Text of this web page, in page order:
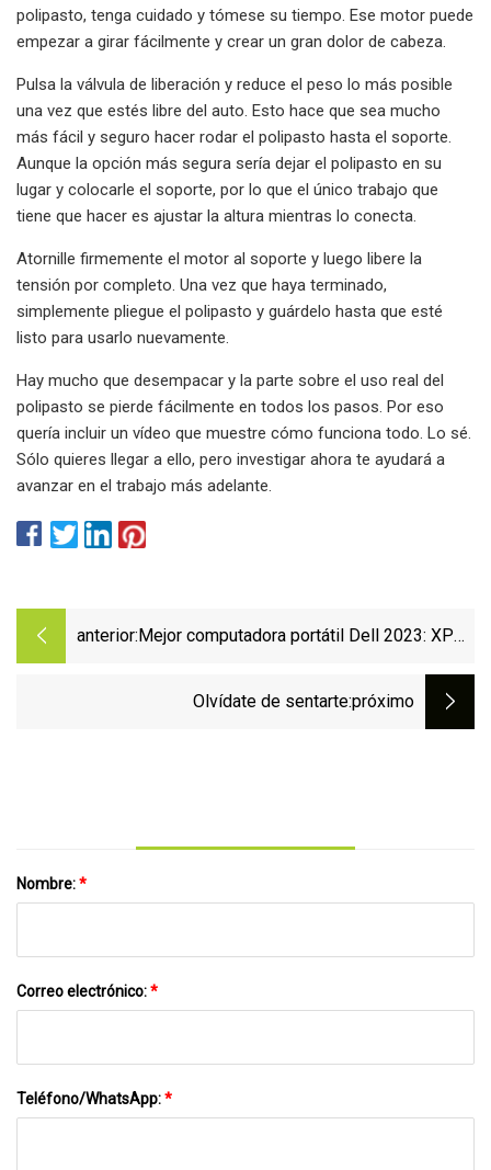
polipasto, tenga cuidado y tómese su tiempo. Ese motor puede
empezar a girar fácilmente y crear un gran dolor de cabeza.
Pulsa la válvula de liberación y reduce el peso lo más posible
una vez que estés libre del auto. Esto hace que sea mucho
más fácil y seguro hacer rodar el polipasto hasta el soporte.
Aunque la opción más segura sería dejar el polipasto en su
lugar y colocarle el soporte, por lo que el único trabajo que
tiene que hacer es ajustar la altura mientras lo conecta.
Atornille firmemente el motor al soporte y luego libere la
tensión por completo. Una vez que haya terminado,
simplemente pliegue el polipasto y guárdelo hasta que esté
listo para usarlo nuevamente.
Hay mucho que desempacar y la parte sobre el uso real del
polipasto se pierde fácilmente en todos los pasos. Por eso
quería incluir un vídeo que muestre cómo funciona todo. Lo sé.
Sólo quieres llegar a ello, pero investigar ahora te ayudará a
avanzar en el trabajo más adelante.
anterior: Mejor computadora portátil Dell 2023: XPS
Olvídate de sentarte:próximo
Nombre:*
Correo electrónico:*
Teléfono/WhatsApp:*